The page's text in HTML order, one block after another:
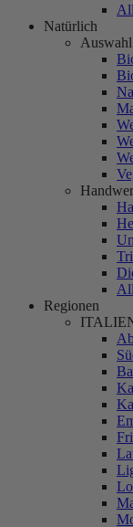
Natürlich
Auswahl
Regionen